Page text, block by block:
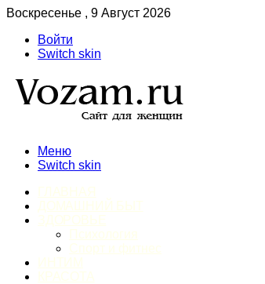
Воскресенье , 9 Август 2026
Войти
Switch skin
Меню
Switch skin